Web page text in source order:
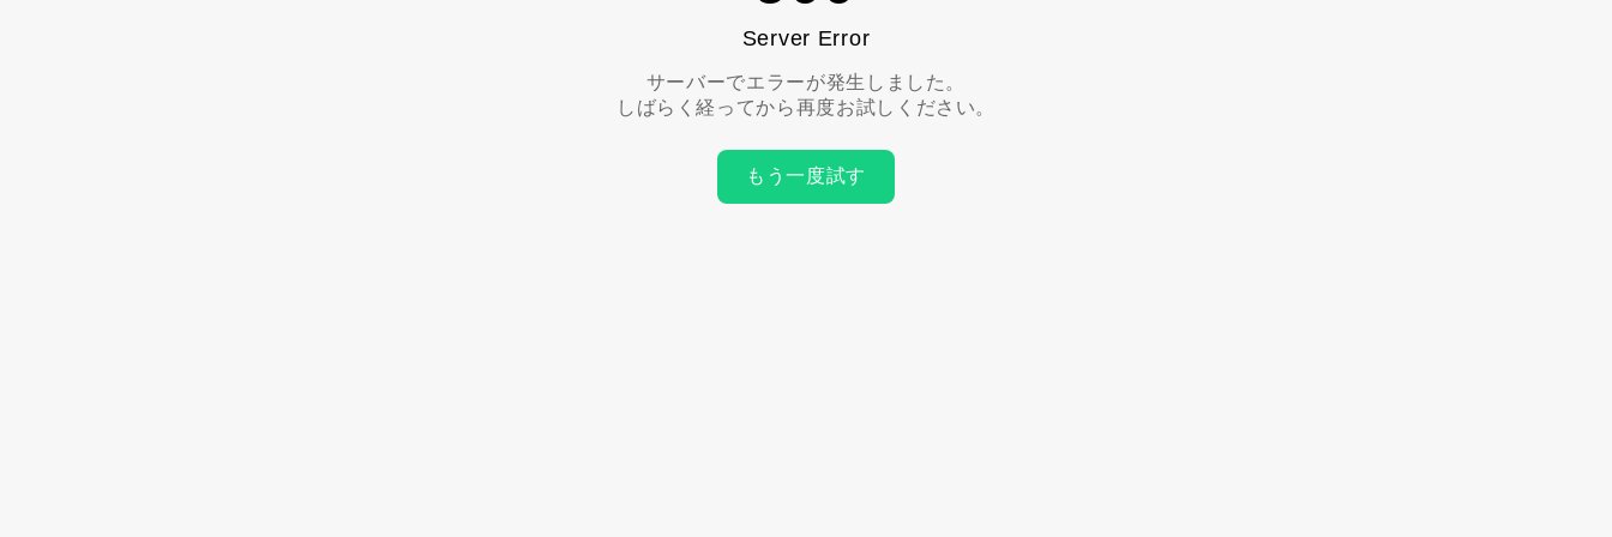
Server Error
サーバーでエラーが発生しました。
しばらく経ってから再度お試しください。
もう一度試す